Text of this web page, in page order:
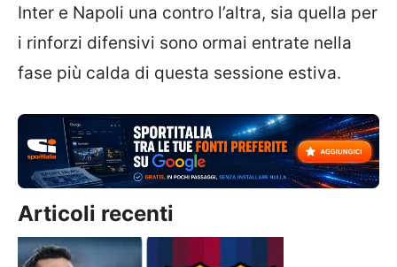
Inter e Napoli una contro l’altra, sia quella per
i rinforzi difensivi sono ormai entrate nella
fase più calda di questa sessione estiva.
Articoli recenti